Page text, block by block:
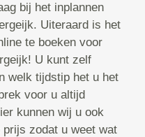
bij het inplannen
Uiteraard is het
te boeken voor
U kunt zelf
welk tijdstip het u het
voor u altijd
kunnen wij u ook
zodat u weet wat